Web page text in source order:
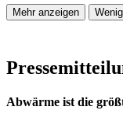
Mehr anzeigen
Abwärme ist die